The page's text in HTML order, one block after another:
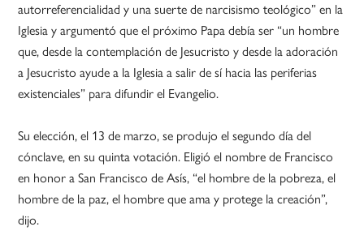
autorreferencialidad y una suerte de narcisismo teológico” en la
Iglesia y argumentó que el próximo Papa debía ser “un hombre
que, desde la contemplación de Jesucristo y desde la adoración
a Jesucristo ayude a la Iglesia a salir de sí hacia las periferias
existenciales” para difundir el Evangelio.
Su elección, el 13 de marzo, se produjo el segundo día del
cónclave, en su quinta votación. Eligió el nombre de Francisco
en honor a San Francisco de Asís, “el hombre de la pobreza, el
hombre de la paz, el hombre que ama y protege la creación”,
dijo.